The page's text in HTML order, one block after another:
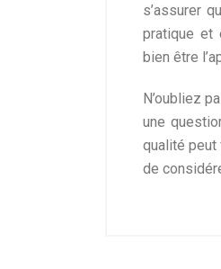
s’assurer
pratique et
bien être
N’oubliez
une
qualité
de